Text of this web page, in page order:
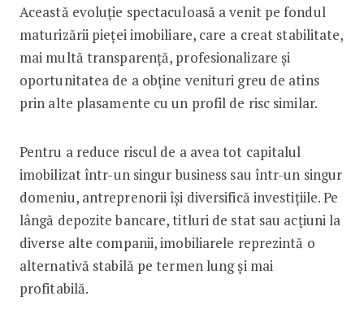
Această evoluție spectaculoasă a venit pe fondul
maturizării pieței imobiliare, care a creat stabilitate,
mai multă transparență, profesionalizare și
oportunitatea de a obține venituri greu de atins
prin alte plasamente cu un profil de risc similar.
Pentru a reduce riscul de a avea tot capitalul
imobilizat într-un singur business sau într-un singur
domeniu, antreprenorii își diversifică investițiile. Pe
lângă depozite bancare, titluri de stat sau acțiuni la
diverse alte companii, imobiliarele reprezintă o
alternativă stabilă pe termen lung și mai
profitabilă.